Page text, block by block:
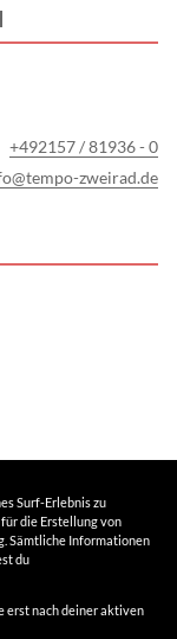
+492157 / 81936 - 0
zweirad.de
Surf-Erlebnis zu
die Erstellung von
Sämtliche Informationen
du
erst nach deiner aktiven